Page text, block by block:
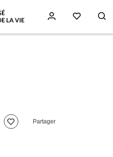
Partager